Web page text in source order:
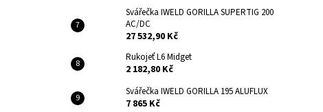
Svářečka IWELD GORILLA SUPERTIG 200
AC/DC
27 532,90 Kč
Rukojeť L6 Midget
2 182,80 Kč
Svářečka IWELD GORILLA 195 ALUFLUX
7 865 Kč